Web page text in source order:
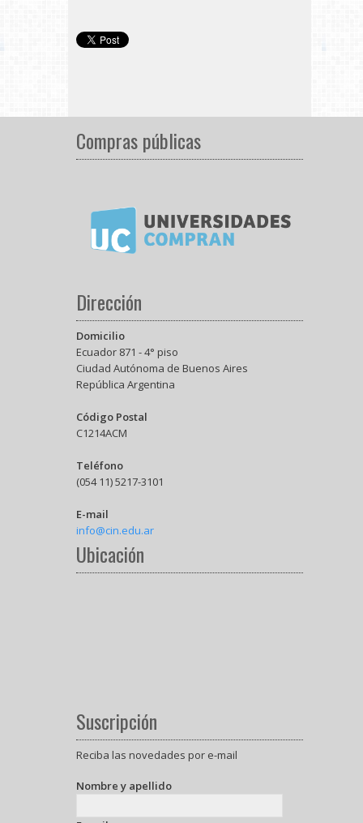
Compras públicas
Dirección
Domicilio
Ecuador 871 - 4° piso
Ciudad Autónoma de Buenos Aires
República Argentina
Código Postal
C1214ACM
Teléfono
(054 11) 5217-3101
E-mail
info@cin.edu.ar
Ubicación
Suscripción
Reciba las novedades por e-mail
Nombre y apellido